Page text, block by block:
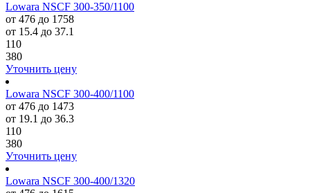
Lowara NSCF 300-350/1100
от 476 до 1758
от 15.4 до 37.1
110
380
Уточнить цену
Lowara NSCF 300-400/1100
от 476 до 1473
от 19.1 до 36.3
110
380
Уточнить цену
Lowara NSCF 300-400/1320